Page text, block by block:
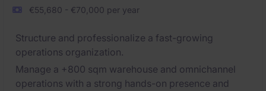
€55,680 - €70,000 per year
Structure and professionalize a fast-growing
operations organization.
Manage a +800 sqm warehouse and omnichannel
operations with a strong hands-on presence and